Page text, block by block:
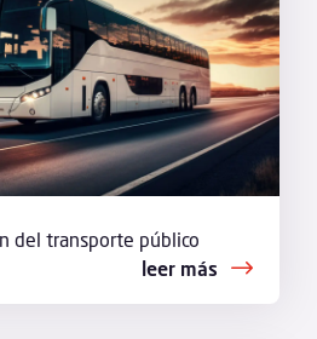
del transporte público
leer más